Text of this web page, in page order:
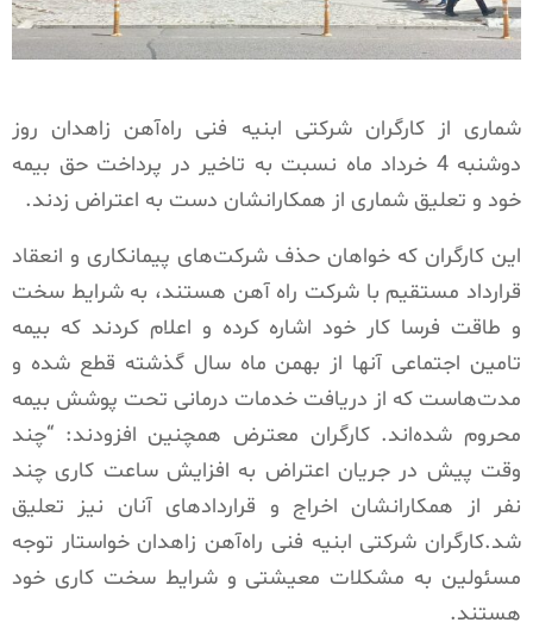
شماری از کارگران شرکتی ابنیه فنی راه‌آهن زاهدان روز
دوشنبه 4 خرداد ماه نسبت به تاخیر در پرداخت حق بیمه
خود و تعلیق شماری از همکارانشان دست به اعتراض زدند.
این کارگران که خواهان حذف شرکت‌های پیمانکاری و انعقاد
قرارداد مستقیم با شرکت راه آهن هستند، به شرایط سخت
و طاقت فرسا کار خود اشاره کرده و اعلام کردند که بیمه
تامین اجتماعی آنها از بهمن ماه سال گذشته قطع شده و
مدت‌هاست که از دریافت خدمات درمانی تحت پوشش بیمه
محروم شده‌اند. کارگران معترض همچنین افزودند: “چند
وقت پیش در جریان اعتراض به افزایش ساعت کاری چند
نفر از همکارانشان اخراج و قراردادهای آنان نیز تعلیق
شد.کارگران شرکتی ابنیه فنی راه‌آهن زاهدان خواستار توجه
مسئولین به مشکلات معیشتی و شرایط سخت کاری خود
هستند.